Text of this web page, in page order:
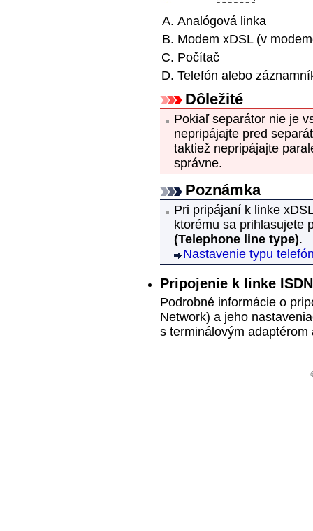
Analógová linka
Modem xDSL (v
Počítač
Telefón alebo
Dôležité
Pokiaľ separátor nie je
nepripájajte pred
taktiež nepripájajte
správne.
Poznámka
Pri pripájaní k linke
ktorému sa prihlasujete
(Telephone line type).
Nastavenie typu
Pripojenie k linke ISDN
Podrobné informácie o
Network) a jeho
s terminálovým